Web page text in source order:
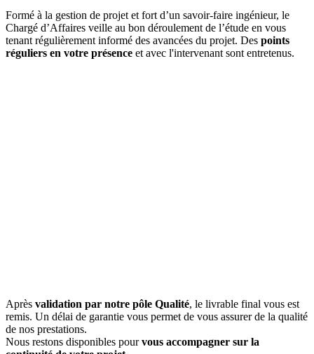
Formé à la gestion de projet et fort d’un savoir-faire ingénieur, le
Chargé d’Affaires veille au bon déroulement de l’étude en vous
tenant régulièrement informé des avancées du projet. Des points
réguliers en votre présence et avec l'intervenant sont entretenus.
Après validation par notre pôle Qualité, le livrable final vous est
remis. Un délai de garantie vous permet de vous assurer de la qualité
de nos prestations.
Nous restons disponibles pourvous accompagner sur la